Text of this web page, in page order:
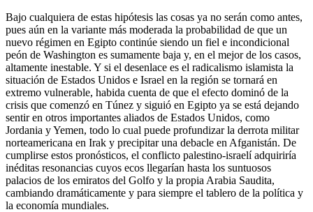
Bajo cualquiera de estas hipótesis las cosas ya no serán como antes,
pues aún en la variante más moderada la probabilidad de que un
nuevo régimen en Egipto continúe siendo un fiel e incondicional
peón de Washington es sumamente baja y, en el mejor de los casos,
altamente inestable. Y si el desenlace es el radicalismo islamista la
situación de Estados Unidos e Israel en la región se tornará en
extremo vulnerable, habida cuenta de que el efecto dominó de la
crisis que comenzó en Túnez y siguió en Egipto ya se está dejando
sentir en otros importantes aliados de Estados Unidos, como
Jordania y Yemen, todo lo cual puede profundizar la derrota militar
norteamericana en Irak y precipitar una debacle en Afganistán. De
cumplirse estos pronósticos, el conflicto palestino-israelí adquiriría
inéditas resonancias cuyos ecos llegarían hasta los suntuosos
palacios de los emiratos del Golfo y la propia Arabia Saudita,
cambiando dramáticamente y para siempre el tablero de la política y
la economía mundiales.